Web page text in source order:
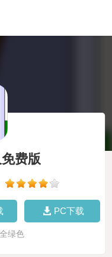
费版
PC下载
绿色